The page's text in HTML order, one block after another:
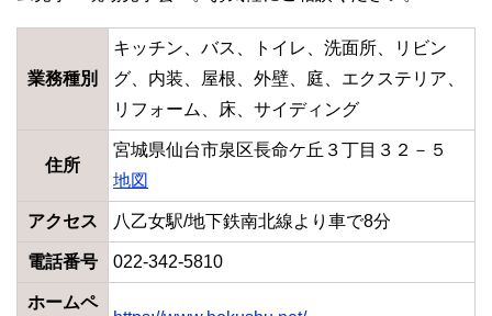
業務種別
キッチン、バス、トイレ、洗面所、リビン
グ、内装、屋根、外壁、庭、エクステリア、
リフォーム、床、サイディング
住所
宮城県仙台市泉区長命ケ丘３丁目３２－５
地図
アクセス 八乙女駅/地下鉄南北線より車で8分
電話番号 022-342-5810
ホームペ